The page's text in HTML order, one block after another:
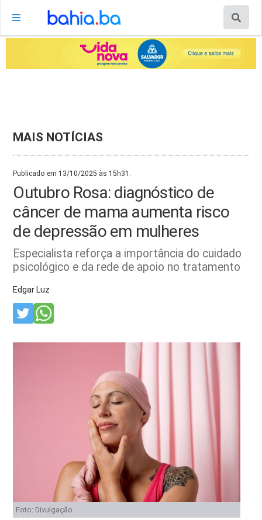
MAIS NOTÍCIAS
Publicado em 13/10/2025 às 15h31.
Outubro Rosa: diagnóstico de
câncer de mama aumenta risco
de depressão em mulheres
Especialista reforça a importância do cuidado
psicológico e da rede de apoio no tratamento
Edgar Luz
Foto: Divulgação